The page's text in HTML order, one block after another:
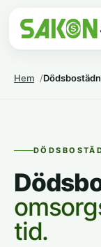
Hem
tid.